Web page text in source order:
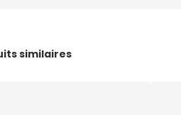
similaires